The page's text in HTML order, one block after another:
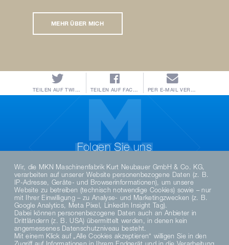
MEHR ÜBER MICH
TEILEN AUF TWITTER TEILEN AUF FACEBOOK PER E-MAIL VERSENDEN
Folgen Sie uns
Wir, die MKN Maschinenfabrik Kurt Neubauer GmbH & Co. KG,
verarbeiten auf unserer Website personenbezogene Daten (z. B.
IP-Adresse, Geräte- und Browserinformationen), um unsere
Website zu betreiben (technisch notwendige Cookies) sowie – nur
mit Ihrer Einwilligung – zu Analyse- und Marketingzwecken (z. B.
Google Analytics, Meta Pixel, LinkedIn Insight Tag).
Dabei können personenbezogene Daten auch an Anbieter in
Drittländern (z. B. USA) übermittelt werden, in denen kein
angemessenes Datenschutzniveau besteht.
Mit einem Klick auf „Alle Cookies akzeptieren“ willigen Sie in den